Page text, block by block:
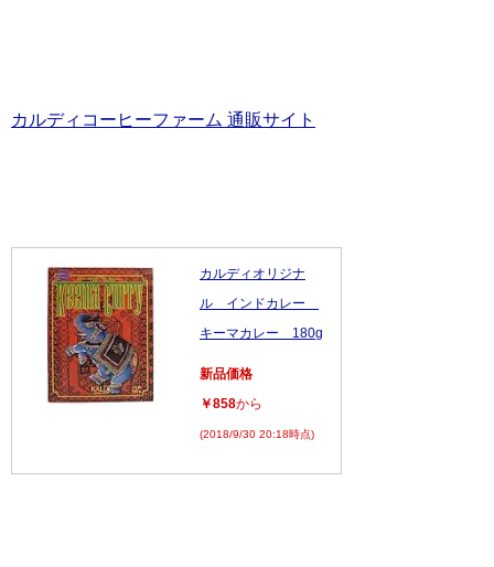
カルディコーヒーファーム 通販サイト
カルディオリジナ
ル インドカレー
キーマカレー 180g
新品価格
￥858から
(2018/9/30 20:18時点)